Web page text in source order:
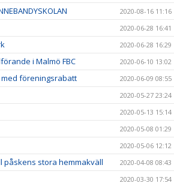
2020-08-16 11:16
2020-06-28 16:41
2020-06-28 16:29
i Malmö FBC 2020-06-10 13:02
med föreningsrabatt 2020-06-09 08:55
2020-05-27 23:24
2020-05-13 15:14
2020-05-08 01:29
2020-05-06 12:12
påskens stora hemmakväll 2020-04-08 08:43
2020-03-30 17:54